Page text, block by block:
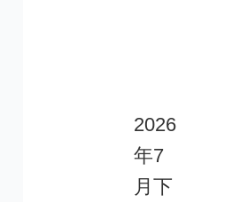
2026
年7
月下